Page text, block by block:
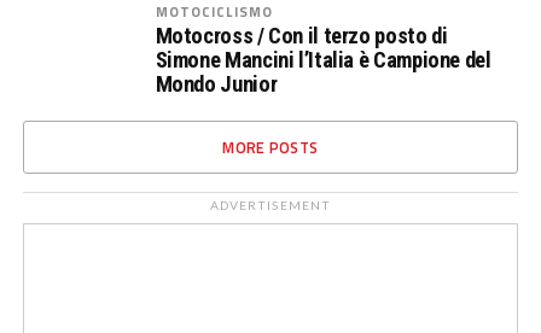
MOTOCICLISMO
Motocross / Con il terzo posto di
Simone Mancini l’Italia è Campione del
Mondo Junior
MORE POSTS
ADVERTISEMENT